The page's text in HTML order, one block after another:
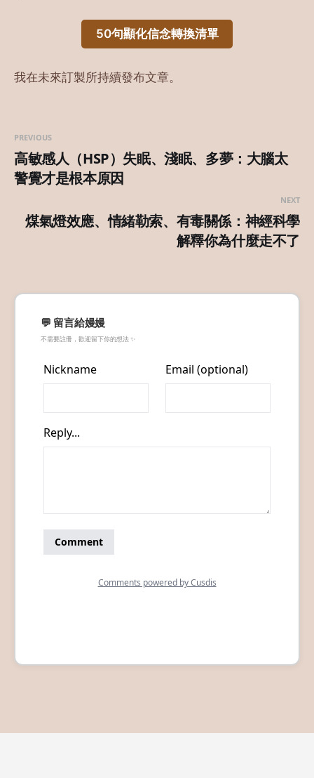
50句顯化信念轉換清單
我在未來訂製所持續發布文章。
PREVIOUS
高敏感人（HSP）失眠、淺眠、多夢：大腦太
警覺才是根本原因
NEXT
煤氣燈效應、情緒勒索、有毒關係：神經科學
解釋你為什麼走不了
💬 留言給嫚嫚
不需要註冊，歡迎留下你的想法 ✨